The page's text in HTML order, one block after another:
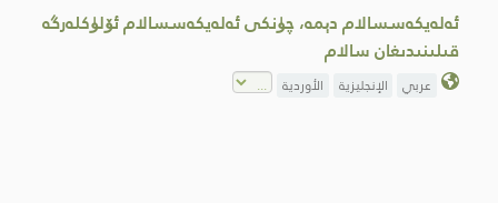
ئەلەيكەسسالام دېمە، چۈنكى ئەلەيكەسسالام ئۆلۈكلەرگە
قىلىنىدىغان سالام
عربي الإنجليزية الأوردية